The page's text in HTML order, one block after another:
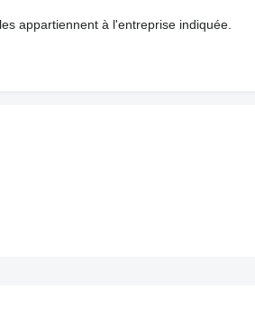
appartiennent à l'entreprise indiquée.